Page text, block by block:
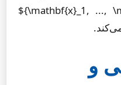
امیدوارکننده $\{\mathbf{x}_1, ..., \mathbf{x}_q\}$
و